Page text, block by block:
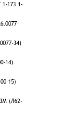
173.1-
34)
14)
15)
(Л62-